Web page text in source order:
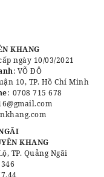
KHANG
ngày 10/03/2021
: VÕ ĐÔ
10, TP. Hồ Chí Minh
: 0708 715 678
KHANG
TP. Quảng Ngãi